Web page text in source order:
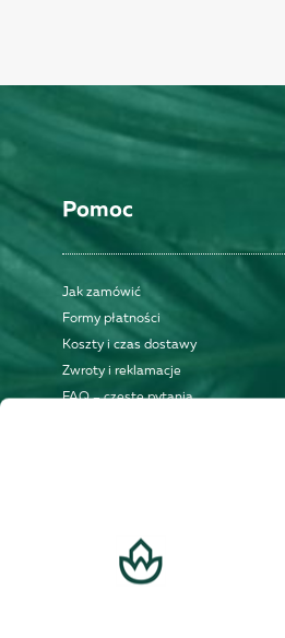
Pomoc
Jak zamówić
Formy płatności
Koszty i czas dostawy
Zwroty i reklamacje
FAQ – częste pytania